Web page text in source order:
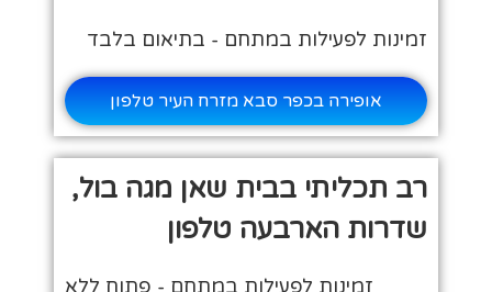
זמינות לפעילות במתחם - בתיאום בלבד
אופירה בכפר סבא מזרח העיר טלפון
רב תכליתי בבית שאן מגה בול,
שדרות הארבעה טלפון
זמינות לפעילות במתחם - פתוח ללא